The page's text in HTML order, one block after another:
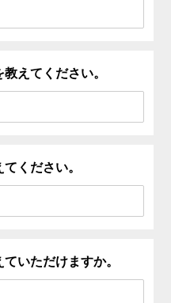
えてください。
ください。
いただけますか。